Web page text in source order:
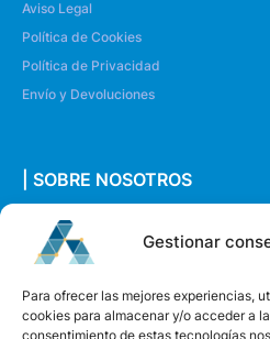
Gestionar
Para ofrecer las mejores experiencias,
cookies para almacenar y/o acceder a
consentimiento de estas tecnologías
Aviso Legal
Política de Cookies
Política de Privacidad
Envío y Devoluciones
| SOBRE NOSOTROS
Quiénes somos
Envíanos un mensaje